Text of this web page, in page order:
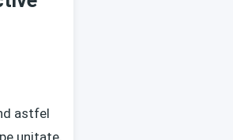
astfel
unitate,